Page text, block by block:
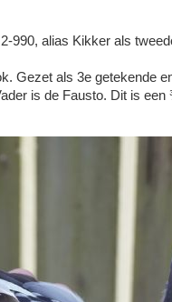
990, alias Kikker als
Gezet als 3e getekende
is de Fausto. Dit is